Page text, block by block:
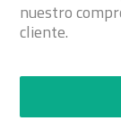
nuestro
cliente.
otros.
Propiedad
Tu correo
Asunto